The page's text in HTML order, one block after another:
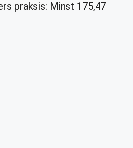
praksis: Minst 175,47